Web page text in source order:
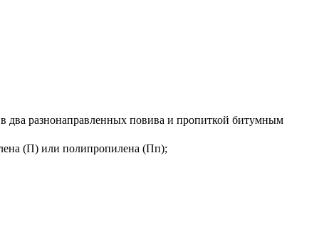
разнонаправленных повива и пропиткой битумным
(П) или полипропилена (Пп);